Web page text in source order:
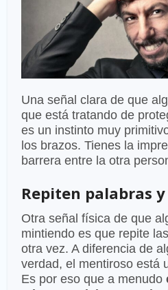
Una señal clara de que
que está tratando de
es un instinto muy
los brazos. Tienes la
barrera entre la otra
Repiten palabras
Otra señal física de que
mintiendo es que repite
otra vez. A diferencia de
verdad, el mentiroso está
Es por eso que a menudo